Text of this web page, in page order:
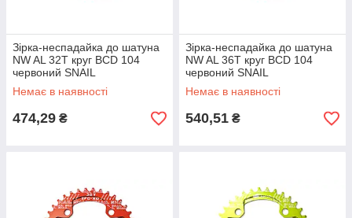
Зірка-неспадайка до шатуна
NW AL 32T круг BCD 104
червоний SNAIL
Немає в наявності
474,29 ₴
Зірка-неспадайка до шатуна
NW AL 36T круг BCD 104
червоний SNAIL
Немає в наявності
540,51 ₴